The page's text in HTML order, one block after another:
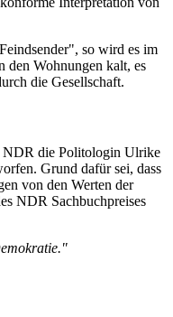
so wird es im
Wohnungen kalt, es
die Gesellschaft.
NDR die Politologin Ulrike
Grund dafür sei, dass
von den Werten der
NDR Sachbuchpreises